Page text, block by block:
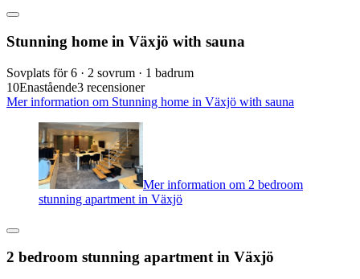
Stunning home in Växjö with sauna
Sovplats för 6 · 2 sovrum · 1 badrum
10Enastående3 recensioner
Mer information om Stunning home in Växjö with sauna
Mer information om 2 bedroom
stunning apartment in Växjö
2 bedroom stunning apartment in Växjö